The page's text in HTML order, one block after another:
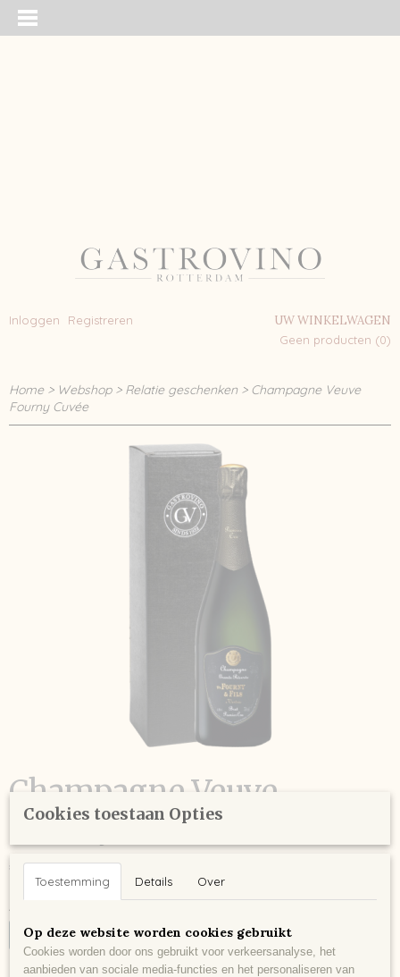
Inloggen Registreren UW WINKELWAGEN
Geen producten (0)
Home> Webshop> Relatie geschenken> Champagne Veuve
Fourny Cuvée
Champagne Veuve
Fourny Cuvée
€ 54,95
Cookies toestaan Opties
Toestemming Details Over
Op deze website worden cookies gebruikt
Cookies worden door ons gebruikt voor verkeersanalyse, het
aanbieden van sociale media-functies en het personaliseren van